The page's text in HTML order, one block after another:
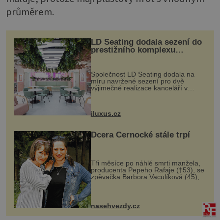
průměrem.
LD Seating dodala sezení do
prestižního komplexu
MediaCityUK v Salfordu
Společnost LD Seating dodala na
míru navržené sezení pro dvě
výjimečné realizace kanceláří v
areálu MediaCityUK v anglickém
budov Media...
iluxus.cz
Dcera Černocké stále trpí
Tři měsíce po náhlé smrti manžela,
producenta Pepeho Rafaje (†53), se
zpěvačka Barbora Vaculíková (45),
dcera Petry Černocké (75), poprvé
ozvala veřejnosti. Na sociální síti
sdílela, že se snaží fung...
nasehvezdy.cz